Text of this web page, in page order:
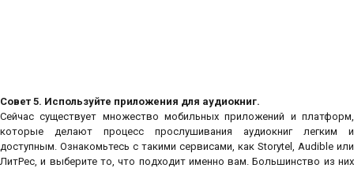
Совет 5. Используйте приложения для аудиокниг.
Сейчас существует множество мобильных приложений и платформ,
которые делают процесс прослушивания аудиокниг легким и
доступным. Ознакомьтесь с такими сервисами, как Storytel, Audible или
ЛитРес, и выберите то, что подходит именно вам. Большинство из них